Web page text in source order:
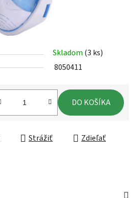
Skladom (3 ks)
8050411
DO KOŠÍKA
Strážiť Zdieľať